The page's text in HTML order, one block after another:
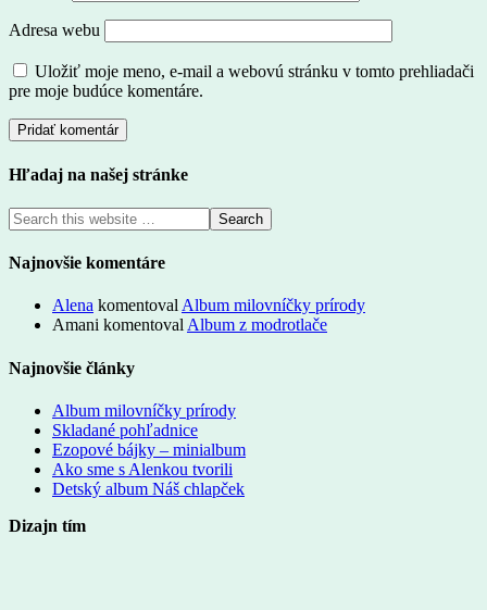
Adresa webu
Uložiť moje meno, e-mail a webovú stránku v tomto prehliadači
pre moje budúce komentáre.
Hľadaj na našej stránke
Najnovšie komentáre
Alena komentoval Album milovníčky prírody
Amani komentoval Album z modrotlače
Najnovšie články
Album milovníčky prírody
Skladané pohľadnice
Ezopové bájky – minialbum
Ako sme s Alenkou tvorili
Detský album Náš chlapček
Dizajn tím